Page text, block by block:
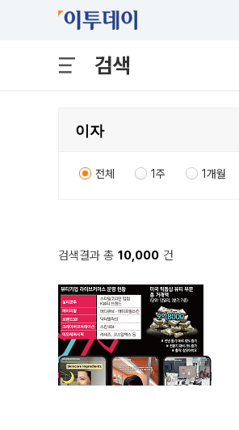
검색
전체 1주 1개월
검색결과 총 10,000 건